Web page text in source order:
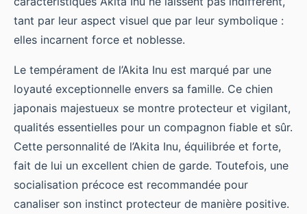
tant par leur aspect visuel que par leur symbolique :
elles incarnent force et noblesse.
Le tempérament de l’Akita Inu est marqué par une
loyauté exceptionnelle envers sa famille. Ce chien
japonais majestueux se montre protecteur et vigilant,
qualités essentielles pour un compagnon fiable et sûr.
Cette personnalité de l’Akita Inu, équilibrée et forte,
fait de lui un excellent chien de garde. Toutefois, une
socialisation précoce est recommandée pour
canaliser son instinct protecteur de manière positive.